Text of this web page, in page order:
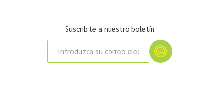
Suscribite a nuestro boletín